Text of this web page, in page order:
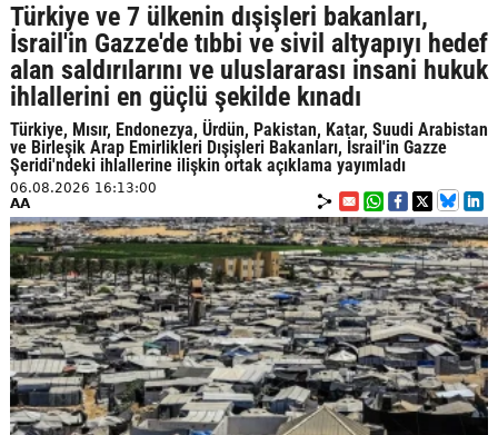
Türkiye ve 7 ülkenin dışişleri bakanları,
İsrail'in Gazze'de tıbbi ve sivil altyapıyı hedef
alan saldırılarını ve uluslararası insani hukuk
ihlallerini en güçlü şekilde kınadı
Türkiye, Mısır, Endonezya, Ürdün, Pakistan, Katar, Suudi Arabistan
ve Birleşik Arap Emirlikleri Dışişleri Bakanları, İsrail'in Gazze
Şeridi'ndeki ihlallerine ilişkin ortak açıklama yayımladı
06.08.2026 16:13:00
AA